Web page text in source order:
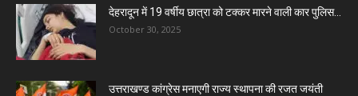
देहरादून में 19 वर्षीय छात्रा को टक्कर मारने वाली कार पुलिस...
October 30, 2025
उत्तराखण्ड कांग्रेस मनाएगी राज्य स्थापना की रजत जयंती